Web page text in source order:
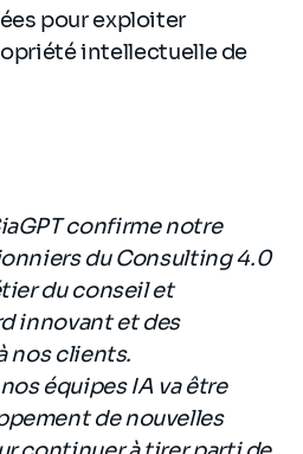
pour exploiter
intellectuelle de
confirme notre
du Consulting 4.0
du conseil et
innovant et des
nos clients.
équipes IA va être
de nouvelles